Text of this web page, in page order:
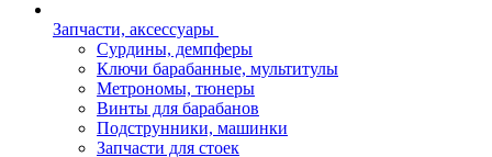
Запчасти, аксессуары
Сурдины, демпферы
Ключи барабанные, мультитулы
Метрономы, тюнеры
Винты для барабанов
Подструнники, машинки
Запчасти для стоек